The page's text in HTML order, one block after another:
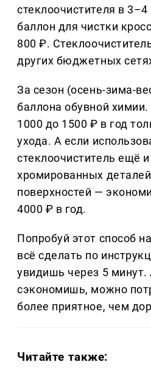
стеклоочистителя в
баллон для чистки
800 ₽.
других бюджетных
За сезон (осень-зима-
баллона обувной
1000 до 1500 ₽ в год
ухода. А если
стеклоочиститель ещё
хромированных
поверхностей —
4000 ₽ в год.
Попробуй этот способ
всё сделать по
увидишь через 5 минут.
сэкономишь, можно
более приятное, чем
Читайте также: